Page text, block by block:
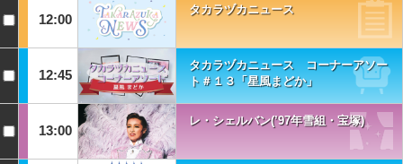
12:00
タカラヅカニュース
12:45
タカラヅカニュース コーナーアソー
ト＃１３「星風まどか」
13:00
レ・シェルバン(’97年雪組・宝塚)